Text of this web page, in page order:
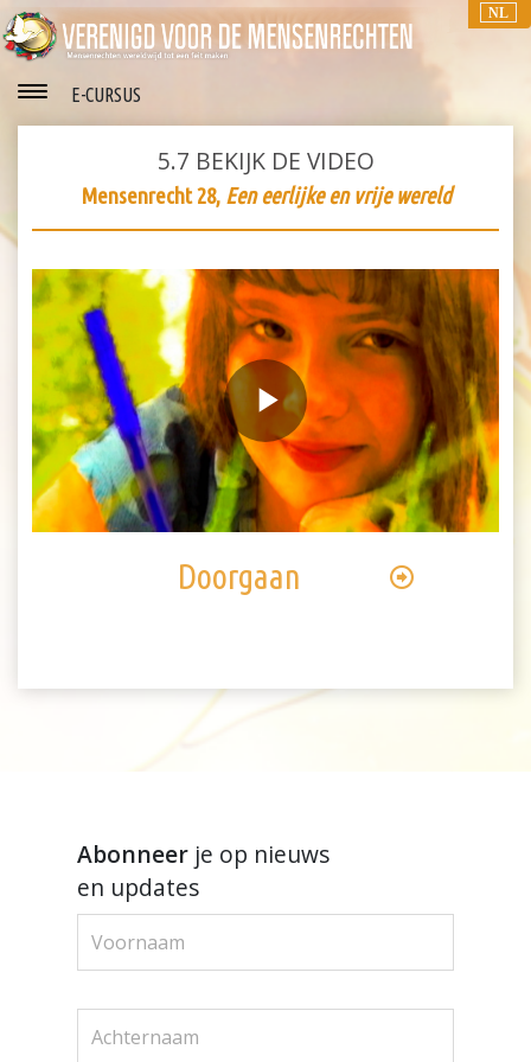
NL
E-CURSUS
5.7 BEKIJK DE VIDEO
Mensenrecht 28, Een eerlijke en vrije wereld
Play
Video
Doorgaan
Abonneerje op nieuws
en updates